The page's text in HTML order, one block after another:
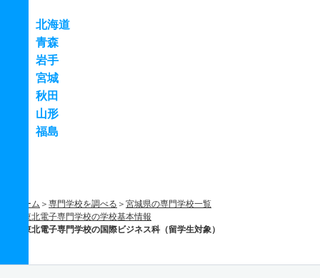
北海道
青森
岩手
宮城
秋田
山形
福島
ホーム 専門学校を調べる
宮城県の専門学校一覧
東北電子専門学校の学校基本情報
東北電子専門学校の国際ビジネス科（留学生対象）